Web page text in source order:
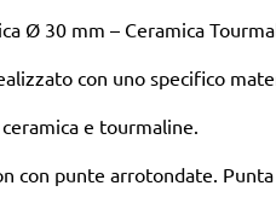
Ø 30 mm – Ceramica
con uno specifico
e tourmaline.
con punte arrotondate.